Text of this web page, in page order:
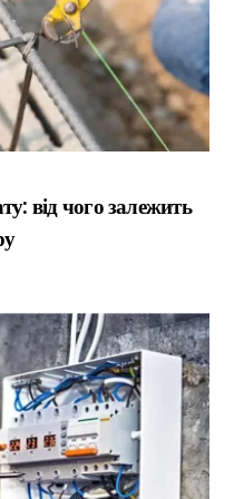
від чого залежить